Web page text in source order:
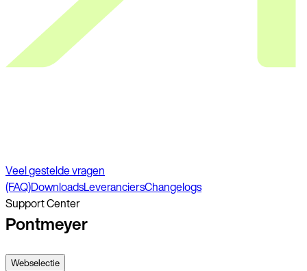
Veel gestelde vragen
(FAQ)DownloadsLeveranciersChangelogs
Support Center
Pontmeyer
Webselectie